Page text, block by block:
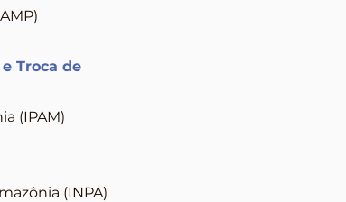
Troca de
(IPAM)
(INPA)